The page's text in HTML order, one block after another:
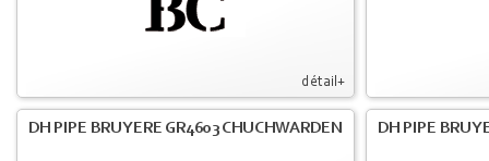
détail+
DH PIPE BRUYERE GR4603 CHUCHWARDEN DH PIPE